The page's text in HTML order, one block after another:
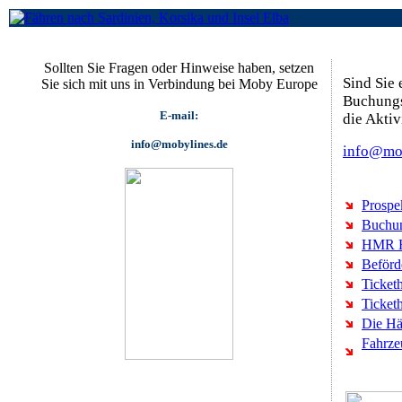
Sollten Sie Fragen oder Hinweise haben, setzen
Sie sich mit uns in Verbindung bei Moby Europe
E-mail:
info@mobylines.de
Sind Sie
die
HMR
Die